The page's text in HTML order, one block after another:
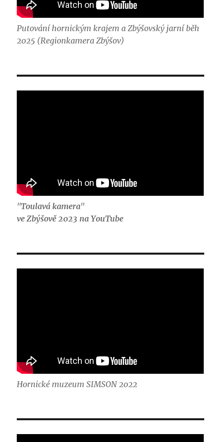
Putování hornickým krajem a Zbýšovský jarní běh
2025 (Regionkamera Zbýšov)
"Toulavá kamera"
ve Zbýšově 2023 na YouTube
Hornické muzeum SIMSON 2022